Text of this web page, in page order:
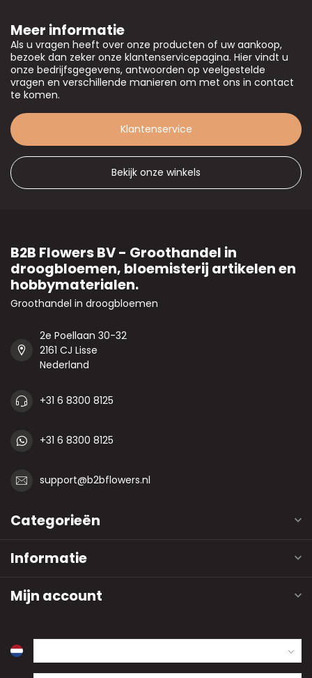
Meer informatie
Als u vragen heeft over onze producten of uw aankoop,
bezoek dan zeker onze klantenservicepagina. Hier vindt u
onze bedrijfsgegevens, antwoorden op veelgestelde
vragen en verschillende manieren om met ons in contact
te komen.
Klantenservice
Bekijk onze winkels
B2B Flowers BV - Groothandel in
droogbloemen, bloemisterij artikelen en
hobbymaterialen.
Groothandel in droogbloemen
2e Poellaan 30-32
2161 CJ Lisse
Nederland
+31 6 8300 8125
+31 6 8300 8125
support@b2bflowers.nl
Categorieën
Informatie
Mijn account